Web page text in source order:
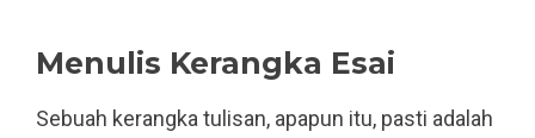
Menulis Kerangka Esai
Sebuah kerangka tulisan, apapun itu, pasti adalah